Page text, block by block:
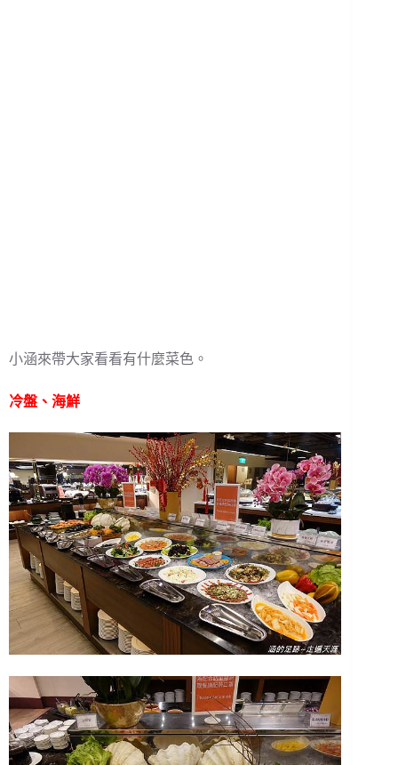
小涵來帶大家看看有什麼菜色。
冷盤、海鮮